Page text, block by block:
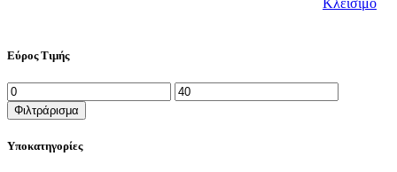
Εύρος Τιμής
Ελάχιστη
τιμή
Μέγιστη
τιμή
Φιλτράρισμα
Υποκατηγορίες